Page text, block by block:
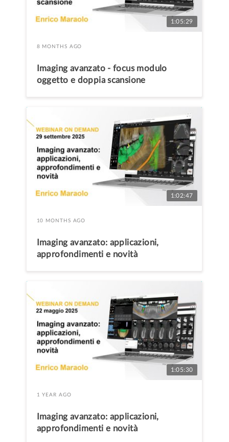
1:05:29
8 MONTHS AGO
Imaging avanzato - focus modulo
oggetto e doppia scansione
1:02:47
10 MONTHS AGO
Imaging avanzato: applicazioni,
approfondimenti e novità
1:05:30
1 YEAR AGO
Imaging avanzato: applicazioni,
approfondimenti e novità